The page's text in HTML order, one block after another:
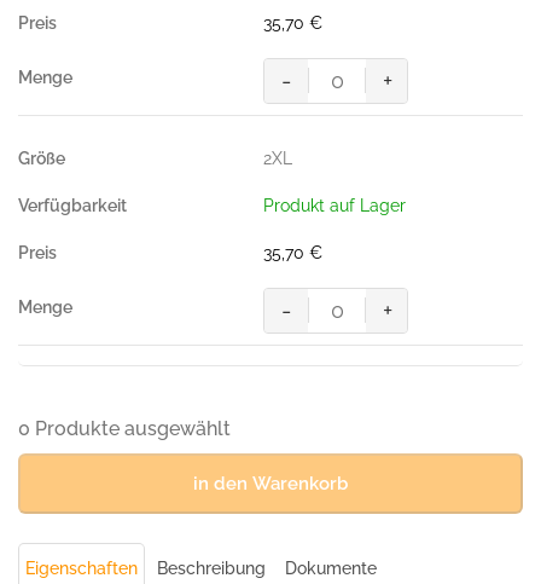
Menge
35,70 €
Sweatshirt-
PERFORMANCE,
titan/anthrazit
Menge
- +
2XL
Produkt auf Lager
35,70 €
Sweatshirt-
CONTRAST
Menge
- +
0 Produkte ausgewählt
in den Warenkorb
Eigenschaften Beschreibung Dokumente